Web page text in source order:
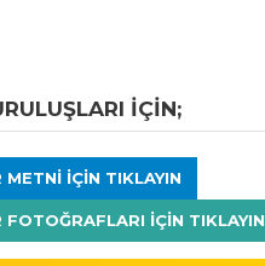
IÇIN;
METNI IÇIN TIKLAYIN
FOTOĞRAFLARI IÇIN TIKLAYIN